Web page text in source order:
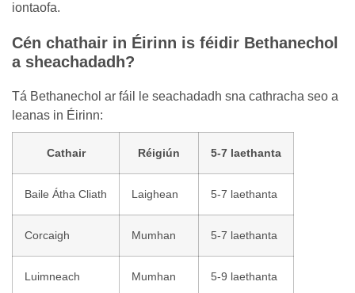
iontaofa.
Cén chathair in Éirinn is féidir Bethanechol
a sheachadadh?
Tá Bethanechol ar fáil le seachadadh sna cathracha seo a
leanas in Éirinn:
Cathair Réigiún 5-7 laethanta
Baile Átha Cliath Laighean 5-7 laethanta
Corcaigh Mumhan 5-7 laethanta
Luimneach Mumhan 5-9 laethanta